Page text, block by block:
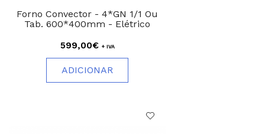
Forno Convector - 4*GN 1/1 Ou
Tab. 600*400mm - Elétrico
599,00€ + IVA
ADICIONAR